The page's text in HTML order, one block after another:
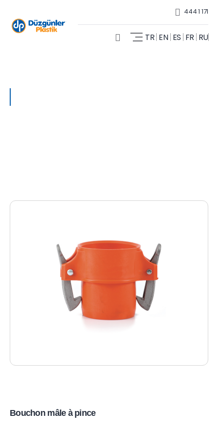
444 1 171
TR EN ES FR RU
Bouchon mâle à pince